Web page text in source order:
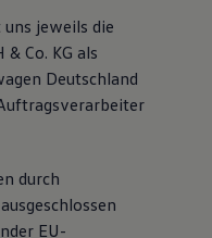
jeweils die
Co. KG als
Deutschland
durch
EU-